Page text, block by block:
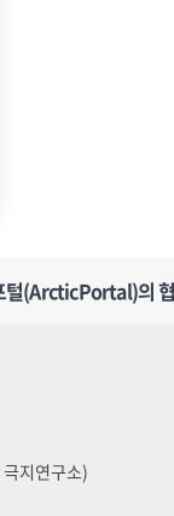
털(ArcticPortal)의
지연구소)